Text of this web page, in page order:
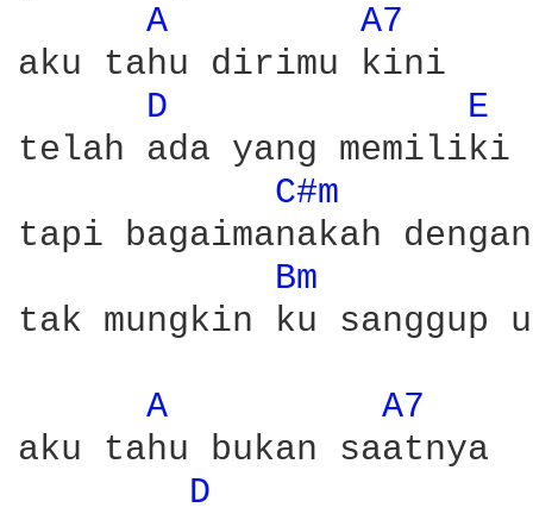
A
A7
aku tahu dirimu kini
D
E
telah ada yang memiliki
C#m
tapi bagaimanakah
Bm
tak mungkin ku
A
A7
aku tahu bukan saatnya
D